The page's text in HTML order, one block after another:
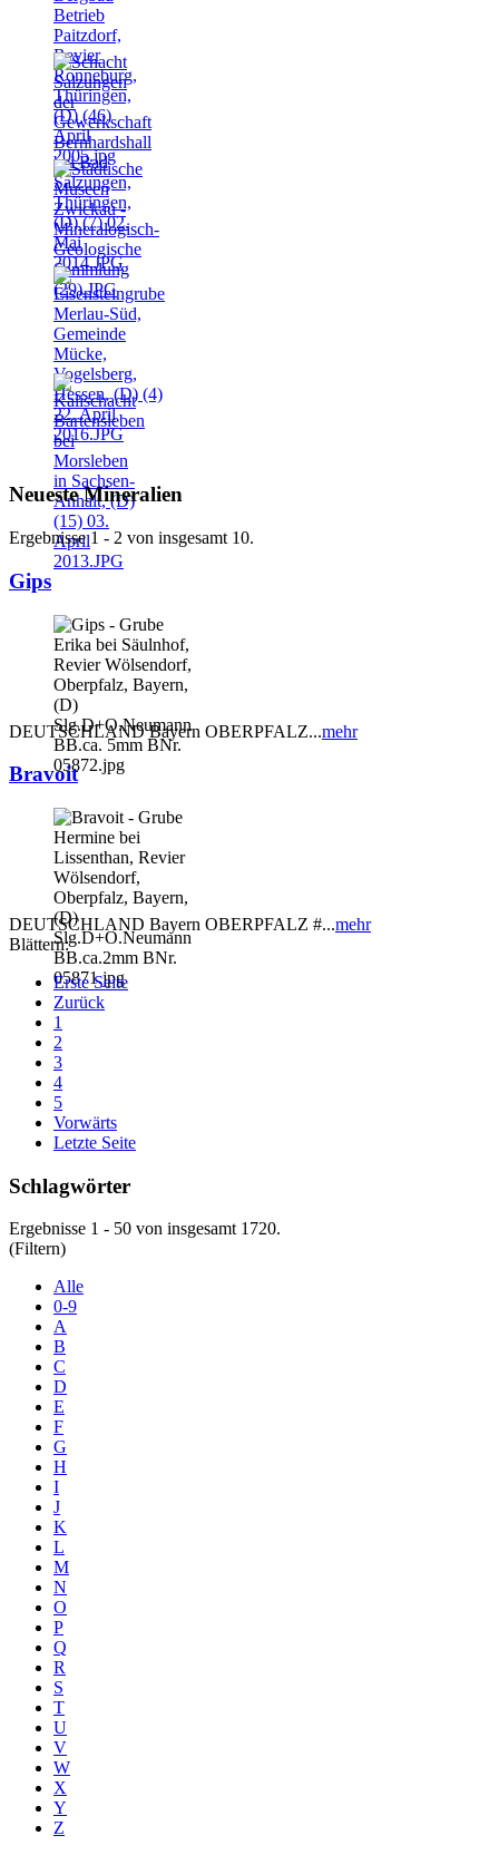
Neueste Mineralien
Ergebnisse 1 - 2 von insgesamt 10.
Gips
DEUTSCHLAND Bayern OBERPFALZ...mehr
Bravoit
DEUTSCHLAND Bayern OBERPFALZ #...mehr
Blättern:
Erste Seite
Zurück
1
2
3
4
5
Vorwärts
Letzte Seite
Schlagwörter
Ergebnisse 1 - 50 von insgesamt 1720.
(Filtern)
Alle
0-9
A
B
C
D
E
F
G
H
I
J
K
L
M
N
O
P
Q
R
S
T
U
V
W
X
Y
Z